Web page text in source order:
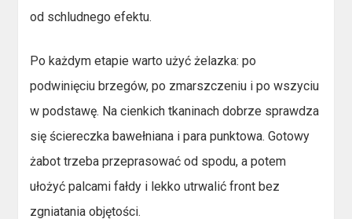
od schludnego efektu.
Po każdym etapie warto użyć żelazka: po
podwinięciu brzegów, po zmarszczeniu i po wszyciu
w podstawę. Na cienkich tkaninach dobrze sprawdza
się ściereczka bawełniana i para punktowa. Gotowy
żabot trzeba przeprasować od spodu, a potem
ułożyć palcami fałdy i lekko utrwalić front bez
zgniatania objętości.